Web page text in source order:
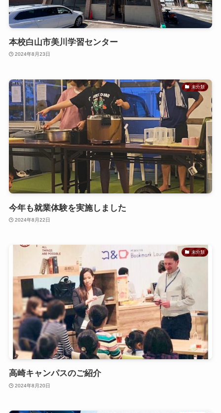
本校白山市美川学習センター
2024年8月23日
未分類
今年も就業体験を実施しました
2024年8月22日
未分類
高崎キャンパスのご紹介
2024年8月20日